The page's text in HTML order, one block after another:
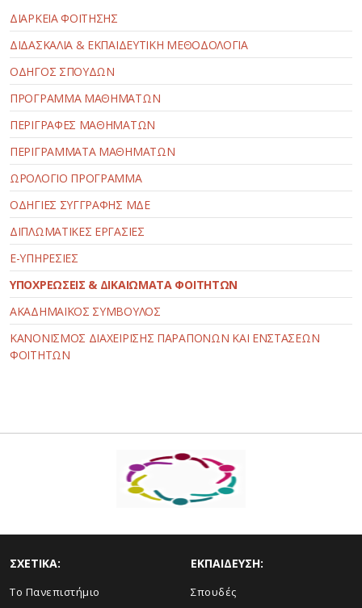
ΔΙΑΡΚΕΙΑ ΦΟΙΤΗΣΗΣ
ΔΙΔΑΣΚΑΛΙΑ & ΕΚΠΑΙΔΕΥΤΙΚΗ ΜΕΘΟΔΟΛΟΓΙΑ
ΟΔΗΓΟΣ ΣΠΟΥΔΩΝ
ΠΡΟΓΡΑΜΜΑ ΜΑΘΗΜΑΤΩΝ
ΠΕΡΙΓΡΑΦΕΣ ΜΑΘΗΜΑΤΩΝ
ΠΕΡΙΓΡΑΜΜΑΤΑ ΜΑΘΗΜΑΤΩΝ
ΩΡΟΛΟΓΙΟ ΠΡΟΓΡΑΜΜΑ
ΟΔΗΓΙΕΣ ΣΥΓΓΡΑΦΗΣ ΜΔΕ
ΔΙΠΛΩΜΑΤΙΚΕΣ ΕΡΓΑΣΙΕΣ
E-ΥΠΗΡΕΣΙΕΣ
ΥΠΟΧΡΕΩΣΕΙΣ & ΔΙΚΑΙΩΜΑΤΑ ΦΟΙΤΗΤΩΝ
ΑΚΑΔΗΜΑΪΚΟΣ ΣΥΜΒΟΥΛΟΣ
ΚΑΝΟΝΙΣΜΟΣ ΔΙΑΧΕΙΡΙΣΗΣ ΠΑΡΑΠΟΝΩΝ ΚΑΙ ΕΝΣΤΑΣΕΩΝ
ΦΟΙΤΗΤΩΝ
ΣΧΕΤΙΚΑ:
Το Πανεπιστήμιο
ΕΚΠΑΙΔΕΥΣΗ:
Σπουδές